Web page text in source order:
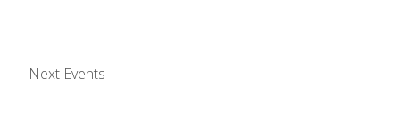
Next Events